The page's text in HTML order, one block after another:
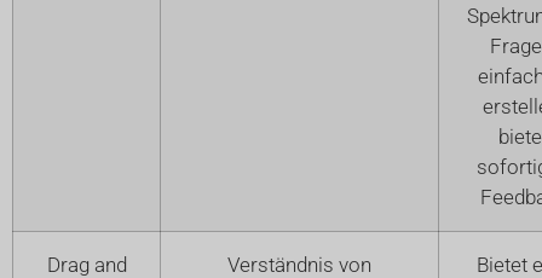
Drag and
Verständnis von
Bietet